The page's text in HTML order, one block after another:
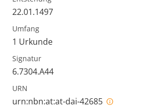
22.01.1497
Umfang
1 Urkunde
Signatur
6.7304.A44
URN
urn:nbn:at:at-dai-42685